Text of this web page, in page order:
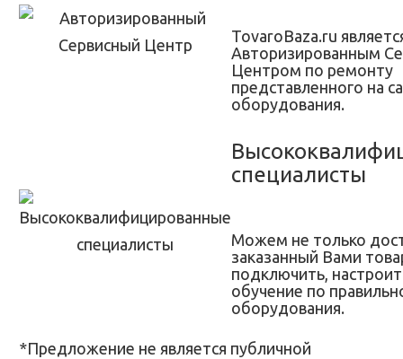
TovaroBaza.ru
Авторизированным
Центром по ремонту
представленного на
оборудования.
специалисты
Можем не только
заказанный Вами
подключить,
обучение по
оборудования.
*Предложение не является публичной